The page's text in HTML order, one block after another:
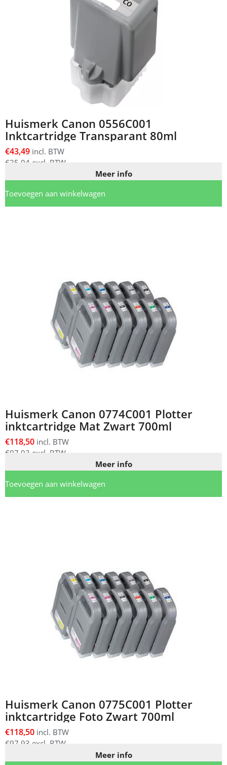
Huismerk Canon 0556C001
Inktcartridge Transparant 80ml
€43,49 incl. BTW
€35,94 excl. BTW
Meer info
Toevoegen aan winkelwagen
Huismerk Canon 0774C001 Plotter
inktcartridge Mat Zwart 700ml
€118,50 incl. BTW
€97,93 excl. BTW
Meer info
Toevoegen aan winkelwagen
Huismerk Canon 0775C001 Plotter
inktcartridge Foto Zwart 700ml
€118,50 incl. BTW
€97,93 excl. BTW
Meer info